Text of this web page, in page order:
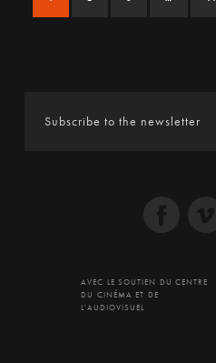
AVEC LE SOUTIEN DU CENTRE
DU CINÉMA ET DE
L'AUDIOVISUEL